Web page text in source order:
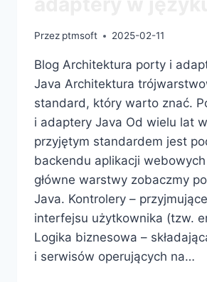
Przez ptmsoft 2025-02-11
Blog Architektura porty i
Java Architektura
standard, który warto znać.
i adaptery Java Od wielu lat
przyjętym standardem jest
backendu aplikacji
główne warstwy zobaczmy
Java. Kontrolery –
interfejsu użytkownika (tzw.
Logika biznesowa –
i serwisów operujących na…